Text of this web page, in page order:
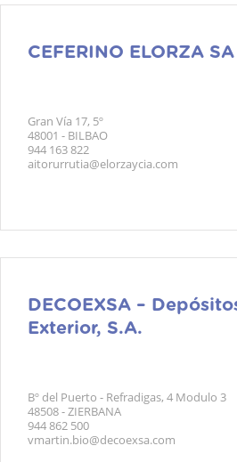
CEFERINO ELORZA SA
Gran Vía 17, 5º
48001 - BILBAO
944 163 822
aitorurrutia@elorzaycia.com
DECOEXSA –
Exterior, S.A.
Bº del Puerto - Refradigas, 4 Modulo 3
48508 - ZIERBANA
944 862 500
vmartin.bio@decoexsa.com